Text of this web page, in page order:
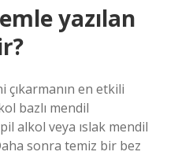
yazılan
en etkili
bazlı mendil
alkol veya ıslak mendil
sonra temiz bir bez